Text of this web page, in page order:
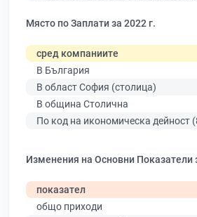
Място по Заплати за 2022 г.
сред компаниите
В България
В област София (столица)
В община Столична
По код на икономическа дейност
Изменения на Основни Показатели
показател
общо приходи